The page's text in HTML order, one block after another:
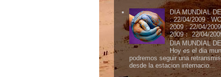
DIA MUNDIAL
: 22/04/2009 :
2009 : 22/04/
2009： 22/04/
DIA MUNDIAL
Hoy es el dia
podremos seguir una
desde la estacion internacio...